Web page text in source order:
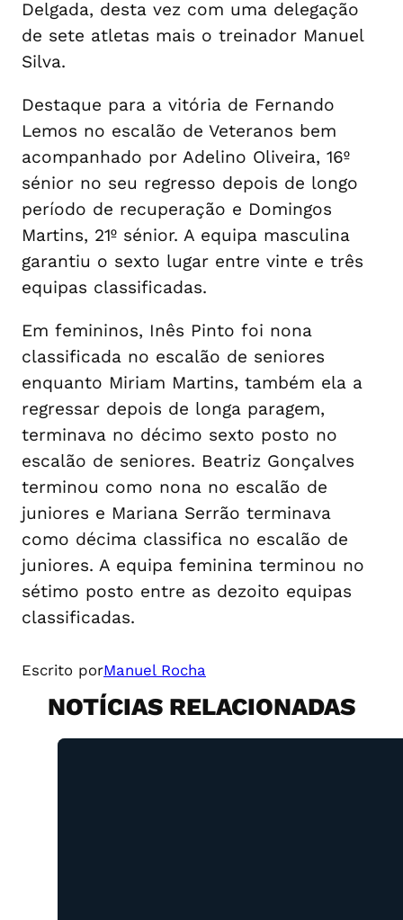
Delgada, desta vez com uma delegação
de sete atletas mais o treinador Manuel
Silva.
Destaque para a vitória de Fernando
Lemos no escalão de Veteranos bem
acompanhado por Adelino Oliveira, 16º
sénior no seu regresso depois de longo
período de recuperação e Domingos
Martins, 21º sénior. A equipa masculina
garantiu o sexto lugar entre vinte e três
equipas classificadas.
Em femininos, Inês Pinto foi nona
classificada no escalão de seniores
enquanto Miriam Martins, também ela a
regressar depois de longa paragem,
terminava no décimo sexto posto no
escalão de seniores. Beatriz Gonçalves
terminou como nona no escalão de
juniores e Mariana Serrão terminava
como décima classifica no escalão de
juniores. A equipa feminina terminou no
sétimo posto entre as dezoito equipas
classificadas.
Escrito porManuel Rocha
NOTÍCIAS RELACIONADAS